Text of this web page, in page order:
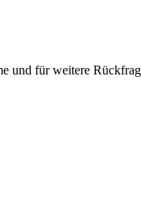
und für weitere